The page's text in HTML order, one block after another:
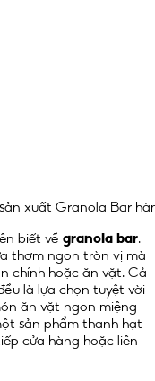
xuất Granola Bar
biết về granola bar
thơm ngon tròn vị mà
chính hoặc ăn vặt. Cả
là lựa chọn tuyệt vời
ăn vặt ngon miệng
sản phẩm thanh hạt
cửa hàng hoặc liên